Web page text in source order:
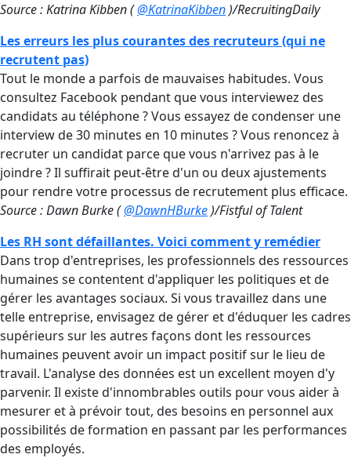
Source : Katrina Kibben (@KatrinaKibben)/RecruitingDaily
Les erreurs les plus courantes des recruteurs (qui ne
recrutent pas)
Tout le monde a parfois de mauvaises habitudes. Vous
consultez Facebook pendant que vous interviewez des
candidats au téléphone ? Vous essayez de condenser une
interview de 30 minutes en 10 minutes ? Vous renoncez à
recruter un candidat parce que vous n'arrivez pas à le
joindre ? Il suffirait peut-être d'un ou deux ajustements
pour rendre votre processus de recrutement plus efficace.
Source : Dawn Burke (@DawnHBurke)/Fistful of Talent
Les RH sont défaillantes. Voici comment y remédier
Dans trop d'entreprises, les professionnels des ressources
humaines se contentent d'appliquer les politiques et de
gérer les avantages sociaux. Si vous travaillez dans une
telle entreprise, envisagez de gérer et d'éduquer les cadres
supérieurs sur les autres façons dont les ressources
humaines peuvent avoir un impact positif sur le lieu de
travail. L'analyse des données est un excellent moyen d'y
parvenir. Il existe d'innombrables outils pour vous aider à
mesurer et à prévoir tout, des besoins en personnel aux
possibilités de formation en passant par les performances
des employés.